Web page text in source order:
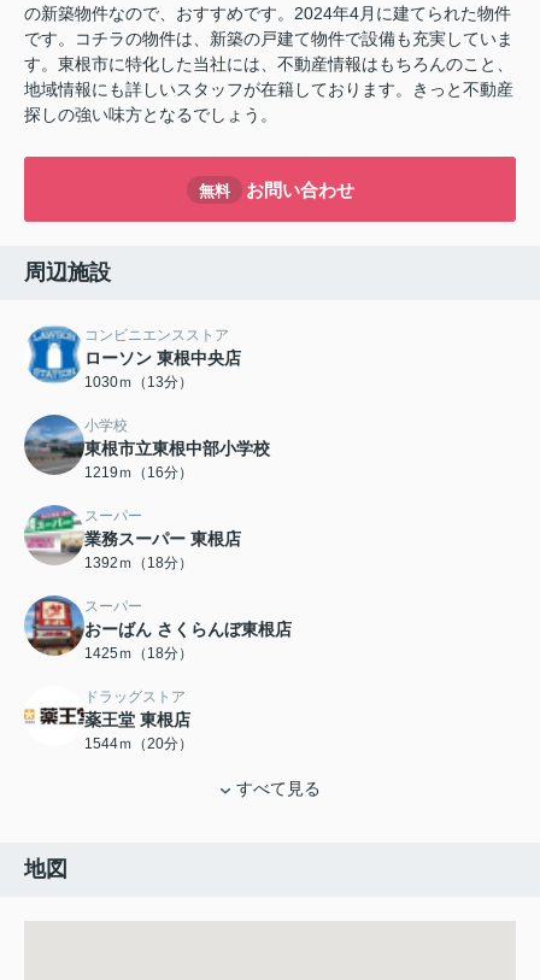
の新築物件なので、おすすめです。2024年4月に建てられた物件
です。コチラの物件は、新築の戸建て物件で設備も充実していま
す。東根市に特化した当社には、不動産情報はもちろんのこと、
地域情報にも詳しいスタッフが在籍しております。きっと不動産
探しの強い味方となるでしょう。
無料 お問い合わせ
周辺施設
コンビニエンスストア
ローソン 東根中央店
1030ｍ（13分）
小学校
東根市立東根中部小学校
1219ｍ（16分）
スーパー
業務スーパー 東根店
1392ｍ（18分）
スーパー
おーばん さくらんぼ東根店
1425ｍ（18分）
ドラッグストア
薬王堂 東根店
1544ｍ（20分）
すべて見る
地図